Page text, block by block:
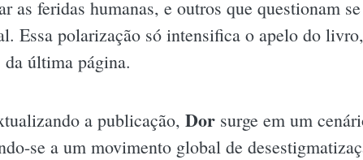
as feridas humanas, e outros que questionam
Essa polarização só intensifica o apelo do
da última página.
a publicação, Dor surge em um
se a um movimento global de